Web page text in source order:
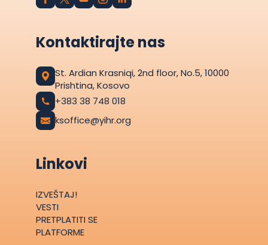
Kontaktirajte nas
St. Ardian Krasniqi, 2nd floor, No.5, 10000
Prishtina, Kosovo
+383 38 748 018
ksoffice@yihr.org
Linkovi
IZVEŠTAJ!
VESTI
PRETPLATITI SE
PLATFORME